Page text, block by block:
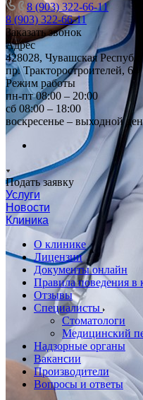
8 (903) 322-66-11
8 (903) 322-66-11
Заказать звонок
Адрес
428028, Чувашская
пр. Тракторостроителей, 64
Режим работы
пн-пт 08:00 – 20:00
сб 08:00 – 18:00
воскресенье – выходной
Подать заявку
Услуги
Новости
Клиника
О клинике
Лицензии
Документы онлайн
Правила поведения в
Отзывы
Специалисты
Стоматологи
Медицинский
Надзорные органы
Вакансии
Производители
Вопросы и ответы